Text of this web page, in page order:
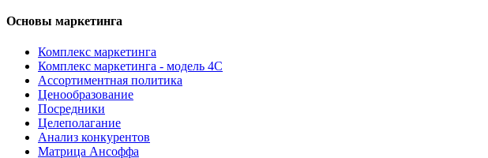
Основы маркетинга
Комплекс маркетинга
Комплекс маркетинга - модель 4С
Ассортиментная политика
Ценообразование
Посредники
Целеполагание
Анализ конкурентов
Матрица Ансоффа